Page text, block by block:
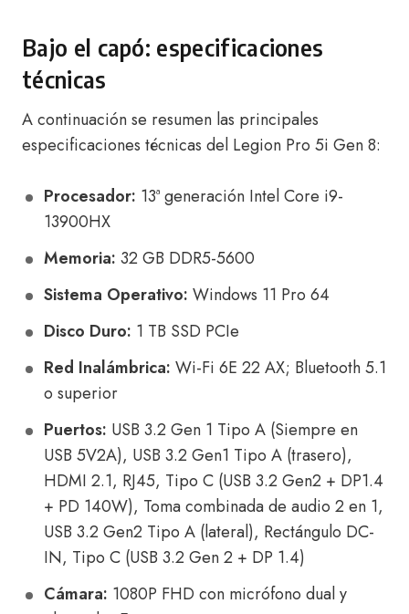
Bajo el capó: especificaciones
técnicas
A continuación se resumen las principales
especificaciones técnicas del Legion Pro 5i Gen 8:
Procesador: 13ª generación Intel Core i9-
13900HX
Memoria: 32 GB DDR5-5600
Sistema Operativo: Windows 11 Pro 64
Disco Duro: 1 TB SSD PCIe
Red Inalámbrica: Wi-Fi 6E 22 AX; Bluetooth 5.1
o superior
Puertos: USB 3.2 Gen 1 Tipo A (Siempre en
USB 5V2A), USB 3.2 Gen1 Tipo A (trasero),
HDMI 2.1, RJ45, Tipo C (USB 3.2 Gen2 + DP1.4
+ PD 140W), Toma combinada de audio 2 en 1,
USB 3.2 Gen2 Tipo A (lateral), Rectángulo DC-
IN, Tipo C (USB 3.2 Gen 2 + DP 1.4)
Cámara: 1080P FHD con micrófono dual y